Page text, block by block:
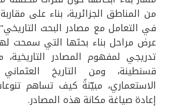
من المناطق الجزائرية، بناء على
في التعامل مع مصادر البحث
عرض مراحل بناء بحثها التي سمحت
تدريجي لمفهوم المصادر
قسنطينة، ومن التاريخ
الاستعماري، مبيّنةً كيف تساهم
إعادة صياغة مكانة هذه المصادر.